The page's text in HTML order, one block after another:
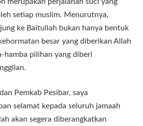
setiap muslim. Menurutnya,
ke Baitullah bukan hanya bentuk
besar yang diberikan Allah
hamba pilihan yang diberi
Pemkab Pesibar, saya
selamat kepada seluruh jamaah
akan segera diberangkatkan